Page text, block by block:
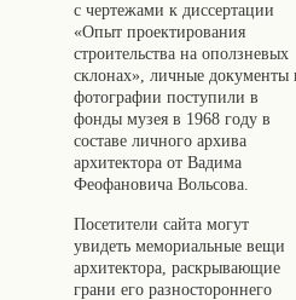
с чертежами к диссертации
«Опыт проектирования
строительства на оползневых
склонах», личные документы
фотографии поступили в
фонды музея в 1968 году в
составе личного архива
архитектора от Вадима
Феофановича Вольсова.
Посетители сайта могут
увидеть мемориальные вещи
архитектора, раскрывающие
грани его разностороннего